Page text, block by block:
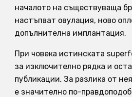
началото на съществуваща
настъпват овулация, ново
допълнителна имплантация.
При човека истинската
за изключително рядка и
публикации. За разлика от
е значително по-